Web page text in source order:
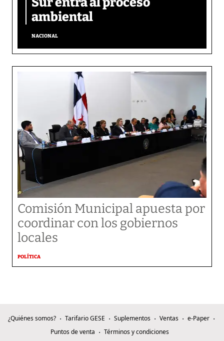
ambiental
NACIONAL
Comisión Municipal apuesta por
coordinar con los gobiernos
locales
POLÍTICA
¿Quiénes somos? Tarifario GESE Suplementos Ventas
e-Paper
Puntos de venta
Términos y condiciones